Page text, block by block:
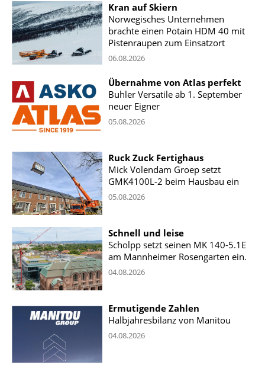
Kran auf Skiern
Norwegisches Unternehmen
brachte einen Potain HDM 40 mit
Pistenraupen zum Einsatzort
06.08.2026
Übernahme von Atlas perfekt
Buhler Versatile ab 1. September
neuer Eigner
05.08.2026
Ruck Zuck Fertighaus
Mick Volendam Groep setzt
GMK4100L-2 beim Hausbau ein
05.08.2026
Schnell und leise
Scholpp setzt seinen MK 140-5.1E
am Mannheimer Rosengarten ein.
04.08.2026
Ermutigende Zahlen
Halbjahresbilanz von Manitou
04.08.2026